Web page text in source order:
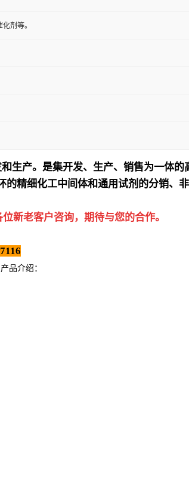
剂等。
生产。是集开发、生产、销售为一体
精细化工中间体和通用试剂的分销、
新老客户咨询，期待与您的合作。
品介绍：